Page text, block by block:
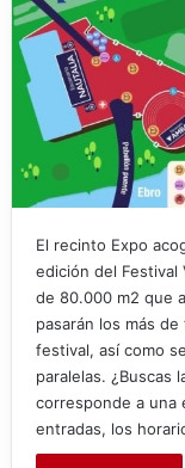
El recinto Expo
edición del Festival
de 80.000 m2 que
pasarán los más
festival, así como
paralelas. ¿Buscas
corresponde a una
entradas, los